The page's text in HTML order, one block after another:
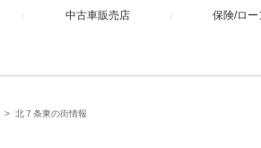
中古車販売店 保険/ロー
北７条東の街情報